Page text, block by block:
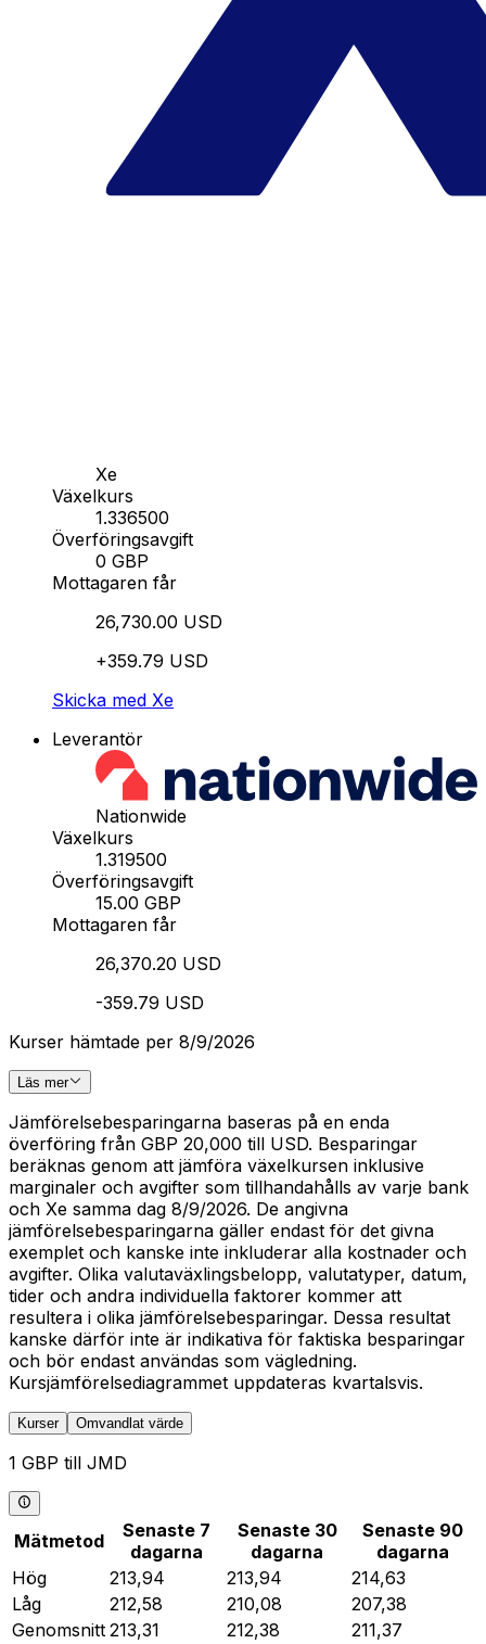
Xe
Växelkurs
1.336500
Överföringsavgift
0 GBP
Mottagaren får
26,730.00 USD
+359.79 USD
Skicka med Xe
Leverantör
Nationwide
Växelkurs
1.319500
Överföringsavgift
15.00 GBP
Mottagaren får
26,370.20 USD
-359.79 USD
Kurser hämtade per 8/9/2026
Läs mer
Jämförelsebesparingarna baseras på en enda
överföring från GBP 20,000 till USD. Besparingar
beräknas genom att jämföra växelkursen inklusive
marginaler och avgifter som tillhandahålls av varje bank
och Xe samma dag 8/9/2026. De angivna
jämförelsebesparingarna gäller endast för det givna
exemplet och kanske inte inkluderar alla kostnader och
avgifter. Olika valutaväxlingsbelopp, valutatyper, datum,
tider och andra individuella faktorer kommer att
resultera i olika jämförelsebesparingar. Dessa resultat
kanske därför inte är indikativa för faktiska besparingar
och bör endast användas som vägledning.
Kursjämförelsediagrammet uppdateras kvartalsvis.
Kurser Omvandlat värde
1 GBP till JMD
Mätmetod
Senaste 7
dagarna
Senaste 30
dagarna
Senaste 90
dagarna
Hög
213,94 213,94
214,63
Låg
212,58 210,08
207,38
Genomsnitt 213,31 212,38
211,37